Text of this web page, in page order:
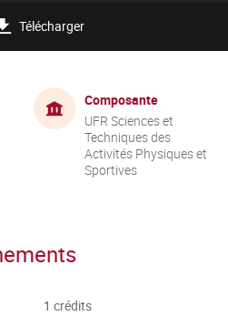
Télécharger
Composante
UFR Sciences et
Techniques des
Activités Physiques et
Sportives
1 crédits